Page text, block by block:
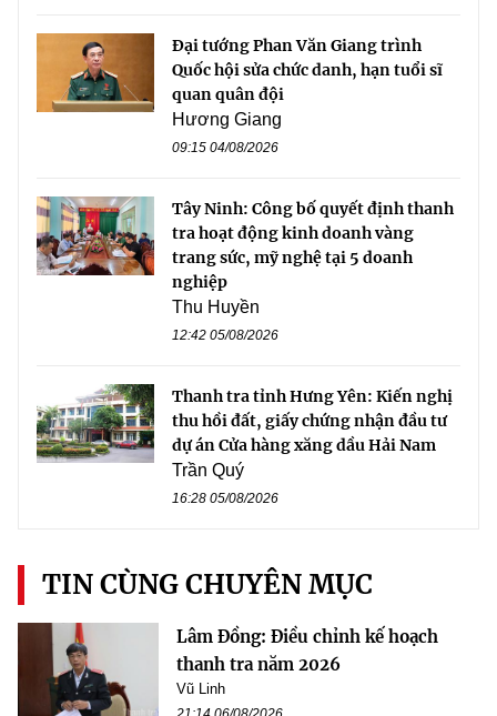
Đại tướng Phan Văn Giang trình
Quốc hội sửa chức danh, hạn tuổi sĩ
quan quân đội
Hương Giang
09:15 04/08/2026
Tây Ninh: Công bố quyết định thanh
tra hoạt động kinh doanh vàng
trang sức, mỹ nghệ tại 5 doanh
nghiệp
Thu Huyền
12:42 05/08/2026
Thanh tra tỉnh Hưng Yên: Kiến nghị
thu hồi đất, giấy chứng nhận đầu tư
dự án Cửa hàng xăng dầu Hải Nam
Trần Quý
16:28 05/08/2026
TIN CÙNG CHUYÊN MỤC
Lâm Đồng: Điều chỉnh kế hoạch
thanh tra năm 2026
Vũ Linh